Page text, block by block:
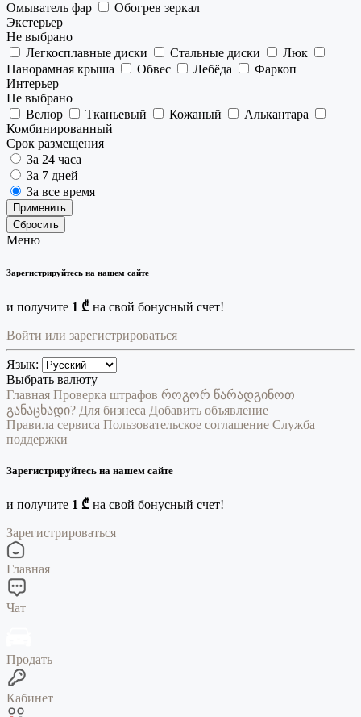
Омыватель фар
Обогрев зеркал
Экстерьер
Не выбрано
Легкосплавные диски
Стальные диски
Люк
Панорамная крыша
Обвес Лебёда
Фаркоп
Интерьер
Не выбрано
Велюр
Тканьевый Кожаный
Алькантара
Комбинированный
Срок размещения
За 24 часа
За 7 дней
За все время
Применить
Сбросить
Меню
Зарегистрируйтесь на нашем сайте
и получите 1 ₾ на свой бонусный счет!
Войти или зарегистрироваться
Язык:
Выбрать валюту
Главная Проверка штрафов როგორ წარადგინოთ
განაცხადი? Для бизнеса Добавить объявление
Правила сервиса Пользовательское соглашение Служба
поддержки
Зарегистрируйтесь на нашем сайте
и получите 1 ₾ на свой бонусный счет!
Зарегистрироваться
Главная
Чат
Продать
Кабинет